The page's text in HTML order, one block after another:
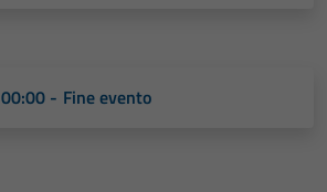
00:00 - Fine evento